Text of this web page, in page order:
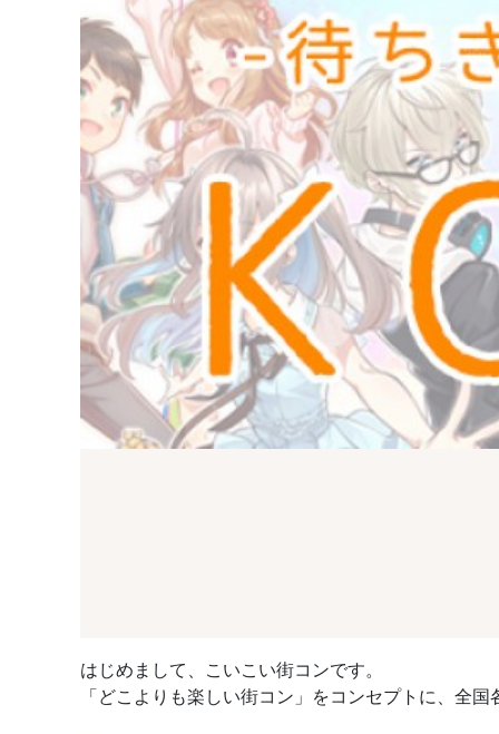
はじめまして、こいこい街コンです。
「どこよりも楽しい街コン」をコンセプトに、全